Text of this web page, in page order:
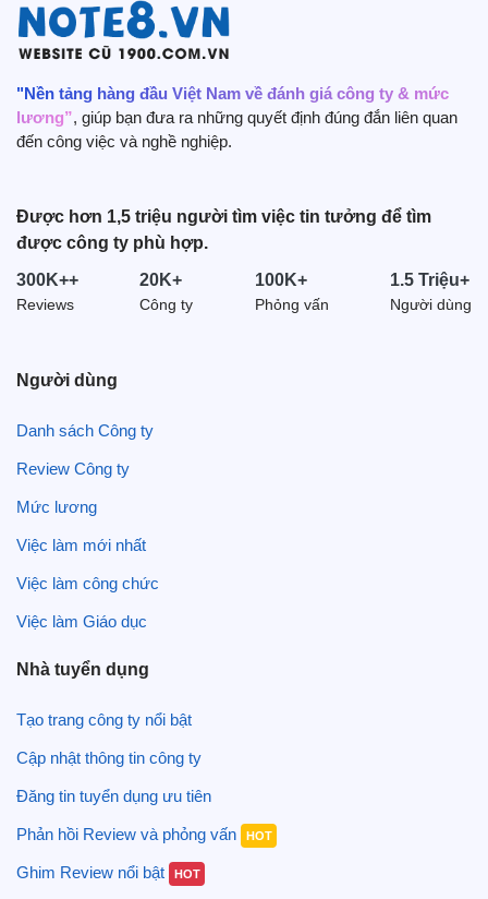
"Nền tảng hàng đầu Việt Nam về đánh giá công ty & mức
lương”, giúp bạn đưa ra những quyết định đúng đắn liên quan
đến công việc và nghề nghiệp.
Được hơn 1,5 triệu người tìm việc tin tưởng để tìm
được công ty phù hợp.
300K++
Reviews
20K+
Công ty
100K+
Phỏng vấn
1.5 Triệu+
Người dùng
Người dùng
Danh sách Công ty
Review Công ty
Mức lương
Việc làm mới nhất
Việc làm công chức
Việc làm Giáo dục
Nhà tuyển dụng
Tạo trang công ty nổi bật
Cập nhật thông tin công ty
Đăng tin tuyển dụng ưu tiên
Phản hồi Review và phỏng vấn HOT
Ghim Review nổi bật HOT